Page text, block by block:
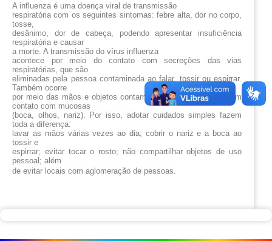
A influenza é uma doença viral de transmissão
respiratória com os seguintes sintomas: febre alta, dor no corpo,
tosse,
desânimo, dor de cabeça, podendo apresentar insuficiência
respiratória e causar
a morte. A transmissão do vírus influenza
acontece por meio do contato com secreções das vias
respiratórias, que são
eliminadas pela pessoa contaminada ao falar, tossir ou espirrar.
Também ocorre
por meio das mãos e objetos contaminados, quando entram em
contato com mucosas
(boca, olhos, nariz). Por isso, adotar cuidados simples fazem
toda a diferença:
lavar as mãos várias vezes ao dia; cobrir o nariz e a boca ao
tossir e
espirrar; evitar tocar o rosto; não compartilhar objetos de uso
pessoal; além
de evitar locais com aglomeração de pessoas.